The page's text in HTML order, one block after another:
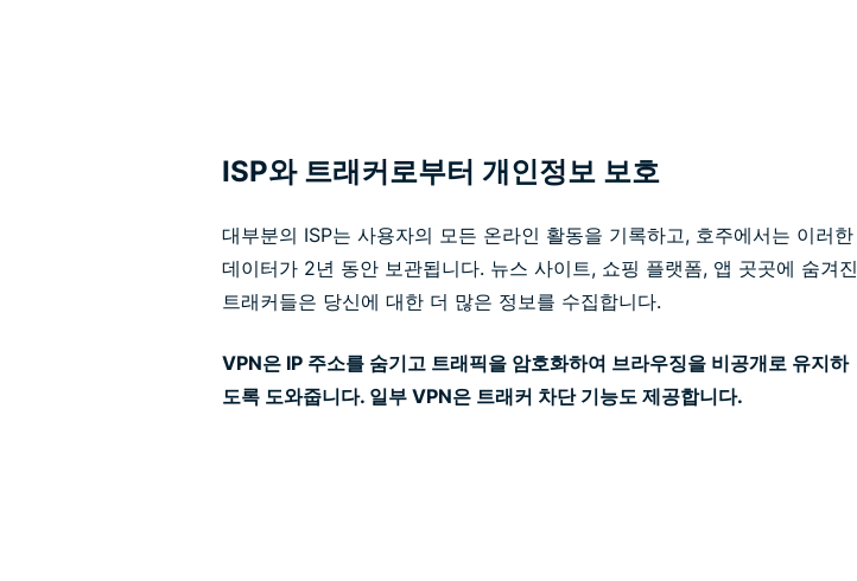
ISP와 트래커로부터 개인정보 보호
대부분의 ISP는 사용자의 모든 온라인 활동을 기록하고, 호주에서는 이러한
데이터가 2년 동안 보관됩니다. 뉴스 사이트, 쇼핑 플랫폼, 앱 곳곳에 숨겨진
트래커들은 당신에 대한 더 많은 정보를 수집합니다.
VPN은 IP 주소를 숨기고 트래픽을 암호화하여 브라우징을 비공개로 유지하
도록 도와줍니다. 일부 VPN은 트래커 차단 기능도 제공합니다.